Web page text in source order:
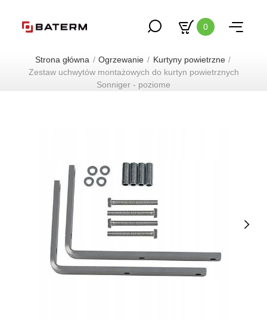
0
Strona główna Ogrzewanie
Kurtyny powietrzne
Zestaw uchwytów montażowych do kurtyn powietrznych
Sonniger - poziome